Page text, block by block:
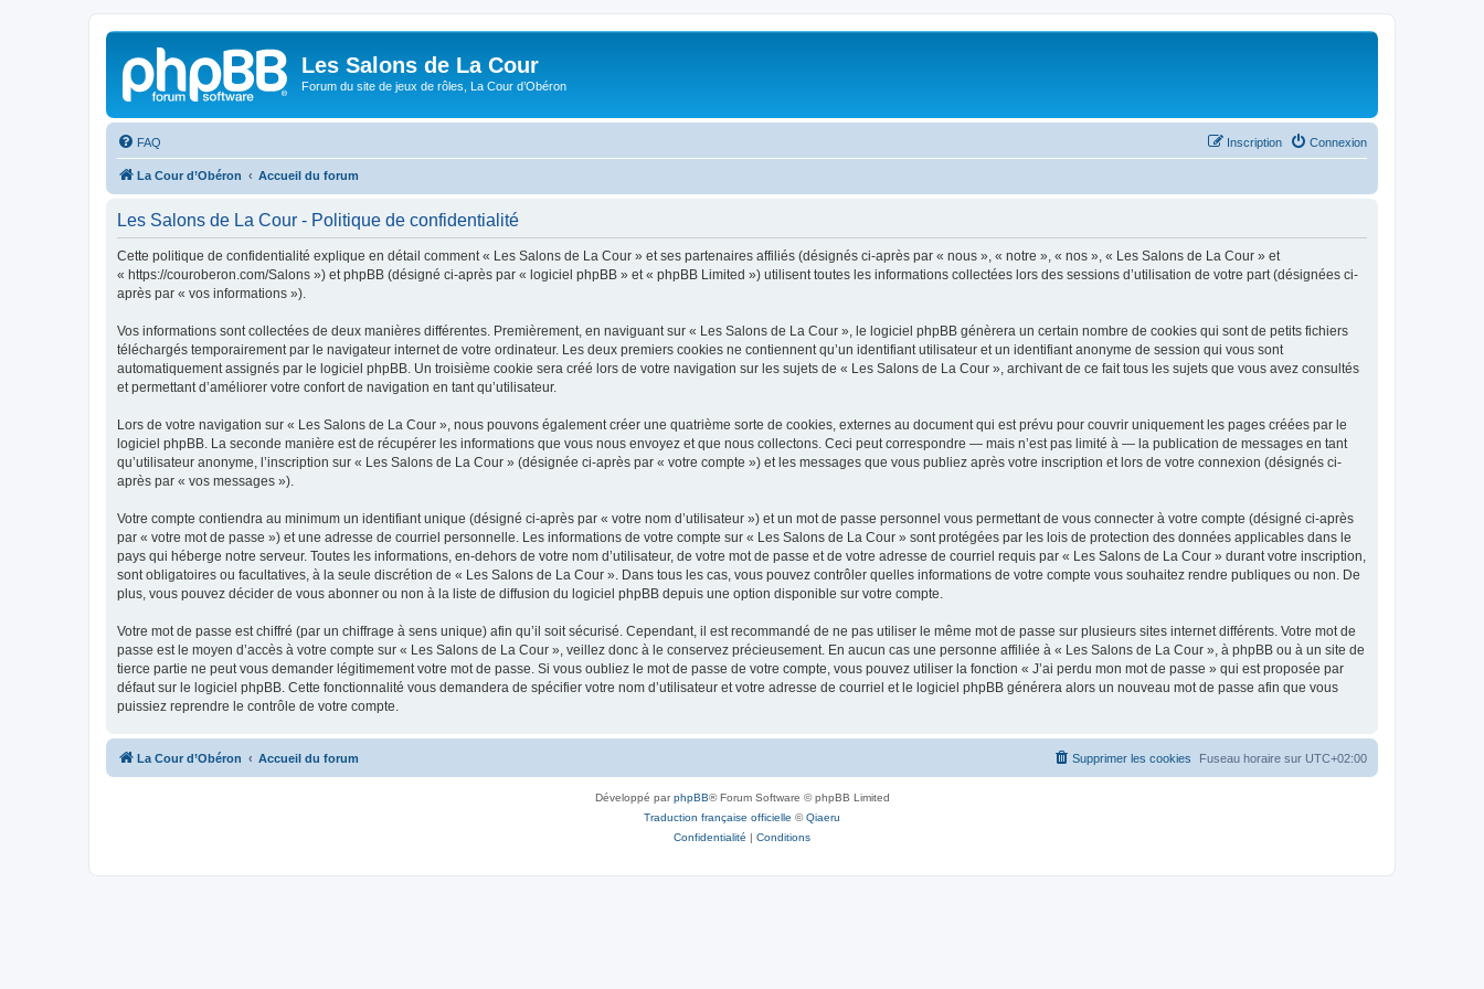
Les Salons de La Cour
Forum du site de jeux de rôles, La Cour d’Obéron
FAQ Connexion
Inscription
La Cour d’Obéron Accueil du forum
Les Salons de La Cour - Politique de confidentialité
Cette politique de confidentialité explique en détail comment « Les Salons de La Cour » et ses partenaires affiliés (désignés ci-après par « nous », « notre », « nos », « Les Salons de La Cour » et
« https://couroberon.com/Salons ») et phpBB (désigné ci-après par « logiciel phpBB » et « phpBB Limited ») utilisent toutes les informations collectées lors des sessions d’utilisation de votre part (désignées ci-
après par « vos informations »).
Vos informations sont collectées de deux manières différentes. Premièrement, en naviguant sur « Les Salons de La Cour », le logiciel phpBB génèrera un certain nombre de cookies qui sont de petits fichiers
téléchargés temporairement par le navigateur internet de votre ordinateur. Les deux premiers cookies ne contiennent qu’un identifiant utilisateur et un identifiant anonyme de session qui vous sont
automatiquement assignés par le logiciel phpBB. Un troisième cookie sera créé lors de votre navigation sur les sujets de « Les Salons de La Cour », archivant de ce fait tous les sujets que vous avez consultés
et permettant d’améliorer votre confort de navigation en tant qu’utilisateur.
Lors de votre navigation sur « Les Salons de La Cour », nous pouvons également créer une quatrième sorte de cookies, externes au document qui est prévu pour couvrir uniquement les pages créées par le
logiciel phpBB. La seconde manière est de récupérer les informations que vous nous envoyez et que nous collectons. Ceci peut correspondre — mais n’est pas limité à — la publication de messages en tant
qu’utilisateur anonyme, l’inscription sur « Les Salons de La Cour » (désignée ci-après par « votre compte ») et les messages que vous publiez après votre inscription et lors de votre connexion (désignés ci-
après par « vos messages »).
Votre compte contiendra au minimum un identifiant unique (désigné ci-après par « votre nom d’utilisateur ») et un mot de passe personnel vous permettant de vous connecter à votre compte (désigné ci-après
par « votre mot de passe ») et une adresse de courriel personnelle. Les informations de votre compte sur « Les Salons de La Cour » sont protégées par les lois de protection des données applicables dans le
pays qui héberge notre serveur. Toutes les informations, en-dehors de votre nom d’utilisateur, de votre mot de passe et de votre adresse de courriel requis par « Les Salons de La Cour » durant votre inscription,
sont obligatoires ou facultatives, à la seule discrétion de « Les Salons de La Cour ». Dans tous les cas, vous pouvez contrôler quelles informations de votre compte vous souhaitez rendre publiques ou non. De
plus, vous pouvez décider de vous abonner ou non à la liste de diffusion du logiciel phpBB depuis une option disponible sur votre compte.
Votre mot de passe est chiffré (par un chiffrage à sens unique) afin qu’il soit sécurisé. Cependant, il est recommandé de ne pas utiliser le même mot de passe sur plusieurs sites internet différents. Votre mot de
passe est le moyen d’accès à votre compte sur « Les Salons de La Cour », veillez donc à le conservez précieusement. En aucun cas une personne affiliée à « Les Salons de La Cour », à phpBB ou à un site de
tierce partie ne peut vous demander légitimement votre mot de passe. Si vous oubliez le mot de passe de votre compte, vous pouvez utiliser la fonction « J’ai perdu mon mot de passe » qui est proposée par
défaut sur le logiciel phpBB. Cette fonctionnalité vous demandera de spécifier votre nom d’utilisateur et votre adresse de courriel et le logiciel phpBB générera alors un nouveau mot de passe afin que vous
puissiez reprendre le contrôle de votre compte.
La Cour d’Obéron Accueil du forum Fuseau horaire sur UTC+02:00
Supprimer les cookies
Développé parphpBB® Forum Software © phpBB Limited
Traduction française officielle ©Qiaeru
Confidentialité | Conditions